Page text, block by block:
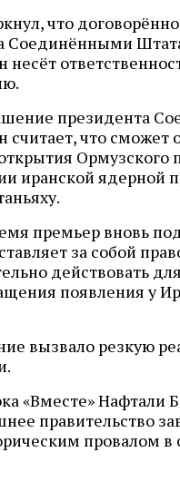
что
Соединёнными
президента
считает, что сможет
Ормузского
иранской ядерной
премьер вновь
за собой
действовать для
появления у
вызвало резкую
«Вместе» Нафтали
правительство
провалом